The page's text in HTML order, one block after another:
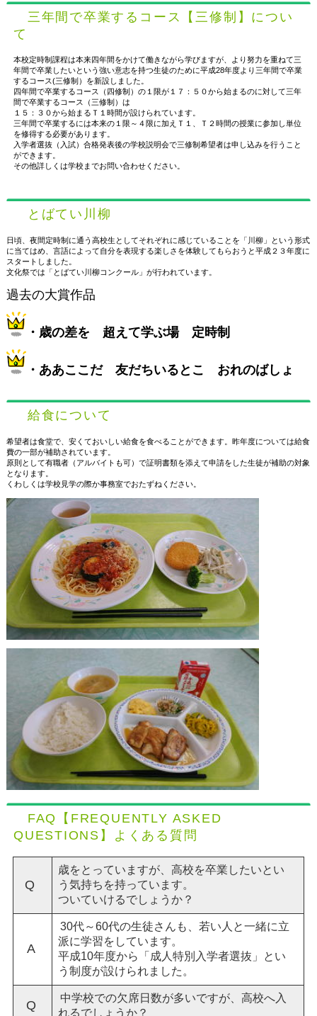
三年間で卒業するコース【三修制】につい
て
本校定時制課程は本来四年間をかけて働きながら学びますが、より努力を重ねて三
年間で卒業したいという強い意志を持つ生徒のために平成28年度より三年間で卒業
するコース(三修制）を新設しました。
四年間で卒業するコース（四修制）の１限が１７：５０から始まるのに対して三年
間で卒業するコース（三修制）は
１５：３０から始まるＴ１時間が設けられています。
三年間で卒業するには本来の１限～４限に加えＴ１、Ｔ２時間の授業に参加し単位
を修得する必要があります。
入学者選抜（入試）合格発表後の学校説明会で三修制希望者は申し込みを行うこと
ができます。
その他詳しくは学校までお問い合わせください。
とばてい川柳
日頃、夜間定時制に通う高校生としてそれぞれに感じていることを「川柳」という形式
に当てはめ、言語によって自分を表現する楽しさを体験してもらおうと平成２３年度に
スタートしました。
文化祭では「とばてい川柳コンクール」が行われています。
過去の大賞作品
・歳の差を 超えて学ぶ場 定時制
・ああここだ 友だちいるとこ おれのばしょ
給食について
希望者は食堂で、安くておいしい給食を食べることができます。昨年度については給食
費の一部が補助されています。
原則として有職者（アルバイトも可）で証明書類を添えて申請をした生徒が補助の対象
となります。
くわしくは学校見学の際か事務室でおたずねください。
FAQ【FREQUENTLY ASKED
QUESTIONS】よくある質問
Q
歳をとっていますが、高校を卒業したいとい
う気持ちを持っています。
ついていけるでしょうか？
A
30代～60代の生徒さんも、若い人と一緒に立
派に学習をしています。
平成10年度から「成人特別入学者選抜」とい
う制度が設けられました。
Q
中学校での欠席日数が多いですが、高校へ入
れるでしょうか？